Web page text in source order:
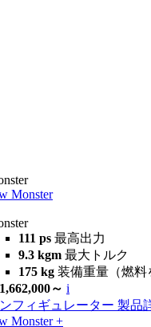
Monster
111 ps 最高出力
9.3 kgm 最大トルク
175 kg 装備重量（燃料
～ i
フィギュレーター 製品
Monster +